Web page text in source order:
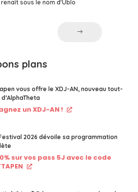
renaît sous le nom d'Ublo
plans
vous offre le XDJ-AN, nouveau tout-
un XDJ-AN !
2026 dévoile sa programmation
sur vos pass 5J avec le code